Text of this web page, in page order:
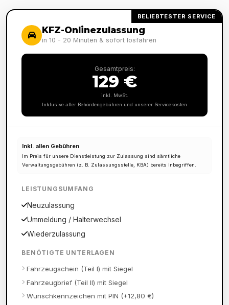
BELIEBTESTER SERVICE
KFZ-Onlinezulassung
in 10 - 20 Minuten & sofort losfahren
Gesamtpreis:
129 €
inkl. MwSt.
Inklusive aller Behördengebühren und unserer Servicekosten
Inkl. allen Gebühren
Im Preis für unsere Dienstleistung zur Zulassung sind sämtliche
Verwaltungsgebühren (z. B. Zulassungsstelle, KBA) bereits inbegriffen.
LEISTUNGSUMFANG
Neuzulassung
Ummeldung / Halterwechsel
Wiederzulassung
BENÖTIGTE UNTERLAGEN
Fahrzeugschein (Teil I) mit Siegel
Fahrzeugbrief (Teil II) mit Siegel
Wunschkennzeichen mit PIN (+12,80 €)